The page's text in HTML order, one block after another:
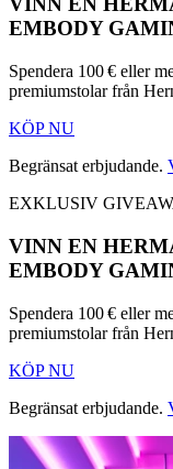
EMBODY
Spendera 100 € eller
premiumstolar från
KÖP NU
Begränsat erbjudande.
EXKLUSIV
VINN EN
EMBODY
Spendera 100 € eller
premiumstolar från
KÖP NU
Begränsat erbjudande.